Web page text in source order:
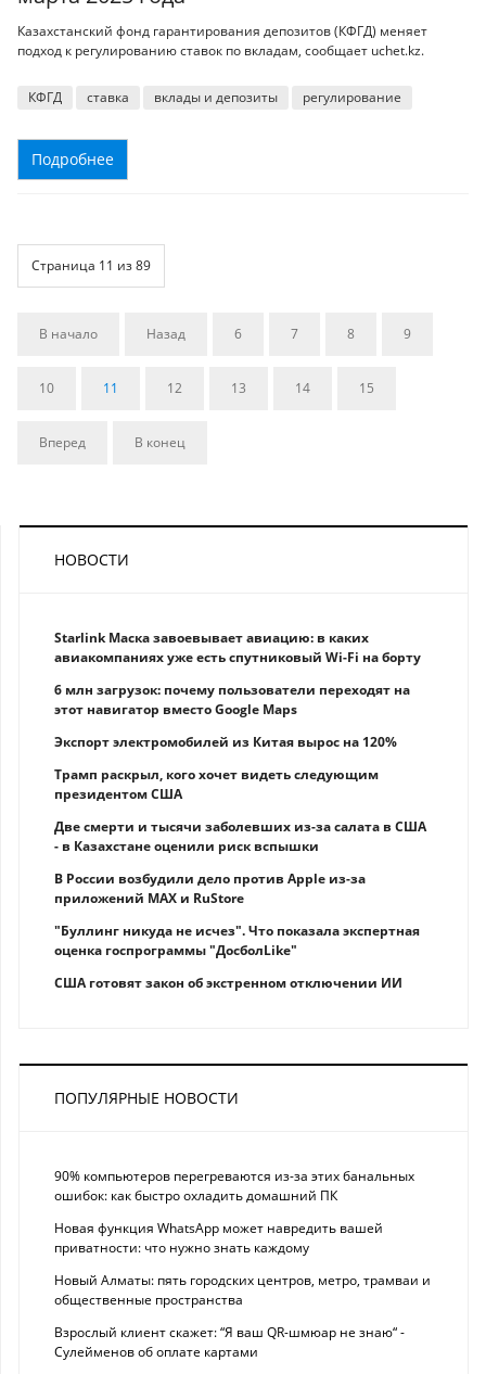
Казахстанский фонд гарантирования депозитов (КФГД) меняет
подход к регулированию ставок по вкладам, сообщает uchet.kz.
КФГД ставка вклады и депозиты регулирование
Подробнее
Страница 11 из 89
В начало Назад 6 7 8 9
10 11 12 13 14 15
Вперед В конец
НОВОСТИ
Starlink Маска завоевывает авиацию: в каких
авиакомпаниях уже есть спутниковый Wi-Fi на борту
6 млн загрузок: почему пользователи переходят на
этот навигатор вместо Google Maps
Экспорт электромобилей из Китая вырос на 120%
Трамп раскрыл, кого хочет видеть следующим
президентом США
Две смерти и тысячи заболевших из-за салата в США
- в Казахстане оценили риск вспышки
В России возбудили дело против Apple из-за
приложений MAX и RuStore
"Буллинг никуда не исчез". Что показала экспертная
оценка госпрограммы "ДосболLike"
США готовят закон об экстренном отключении ИИ
ПОПУЛЯРНЫЕ НОВОСТИ
90% компьютеров перегреваются из-за этих банальных
ошибок: как быстро охладить домашний ПК
Новая функция WhatsApp может навредить вашей
приватности: что нужно знать каждому
Новый Алматы: пять городских центров, метро, трамваи и
общественные пространства
Взрослый клиент скажет: “Я ваш QR-шмюар не знаю“ -
Сулейменов об оплате картами